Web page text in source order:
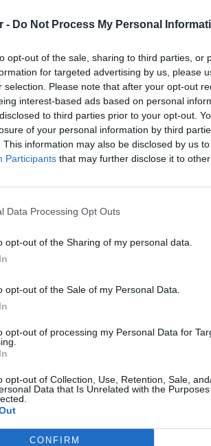
- Do Not Process My Personal
opt-out of the sale, sharing to third parties, or
for targeted advertising by us, please
selection. Please note that after your opt-out
interest-based ads based on personal
to third parties prior to your opt-out.
of your personal information by third
This information may also be disclosed by us
Participants that may further disclose it to
Data Processing Opt Outs
opt-out of the Sharing of my personal data.
opt-out of the Sale of my Personal Data.
opt-out of processing my Personal Data for
opt-out of Collection, Use, Retention, Sale,
Data that Is Unrelated with the
CONFIRM
το επιβεβαιώνουν.
όλα τα «μαγικά» του στο μπάσκετ τα